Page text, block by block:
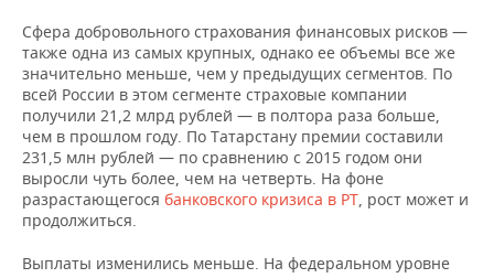
Сфера добровольного страхования финансовых рисков —
также одна из самых крупных, однако ее объемы все же
значительно меньше, чем у предыдущих сегментов. По
всей России в этом сегменте страховые компании
получили 21,2 млрд рублей — в полтора раза больше,
чем в прошлом году. По Татарстану премии составили
231,5 млн рублей — по сравнению с 2015 годом они
выросли чуть более, чем на четверть. На фоне
разрастающегося банковского кризиса в РТ, рост может и
продолжиться.
Выплаты изменились меньше. На федеральном уровне